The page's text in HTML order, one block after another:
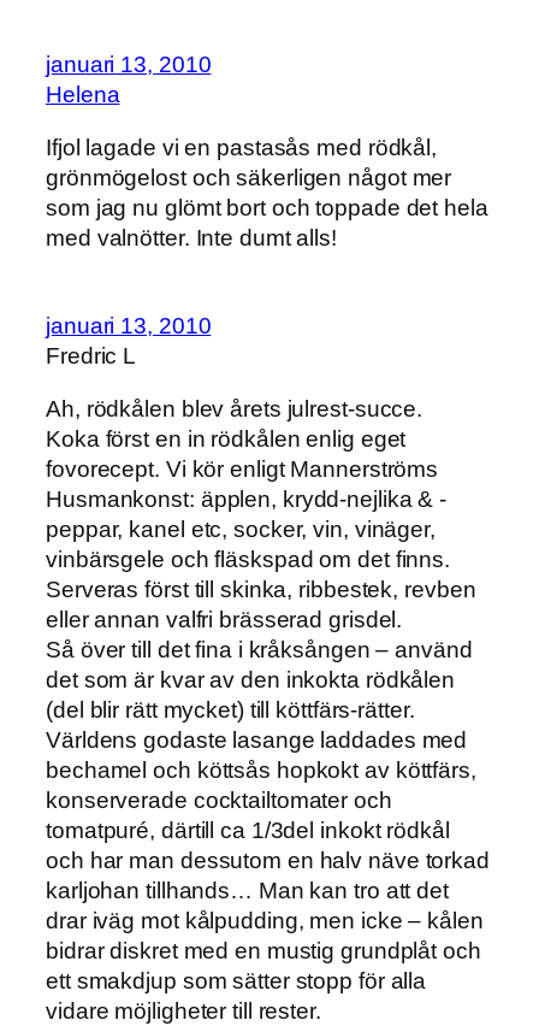
januari 13, 2010
Helena
Ifjol lagade vi en pastasås med rödkål,
grönmögelost och säkerligen något mer
som jag nu glömt bort och toppade det hela
med valnötter. Inte dumt alls!
januari 13, 2010
Fredric L
Ah, rödkålen blev årets julrest-succe.
Koka först en in rödkålen enlig eget
fovorecept. Vi kör enligt Mannerströms
Husmankonst: äpplen, krydd-nejlika & -
peppar, kanel etc, socker, vin, vinäger,
vinbärsgele och fläskspad om det finns.
Serveras först till skinka, ribbestek, revben
eller annan valfri brässerad grisdel.
Så över till det fina i kråksången – använd
det som är kvar av den inkokta rödkålen
(del blir rätt mycket) till köttfärs-rätter.
Världens godaste lasange laddades med
bechamel och köttsås hopkokt av köttfärs,
konserverade cocktailtomater och
tomatpuré, därtill ca 1/3del inkokt rödkål
och har man dessutom en halv näve torkad
karljohan tillhands… Man kan tro att det
drar iväg mot kålpudding, men icke – kålen
bidrar diskret med en mustig grundplåt och
ett smakdjup som sätter stopp för alla
vidare möjligheter till rester.